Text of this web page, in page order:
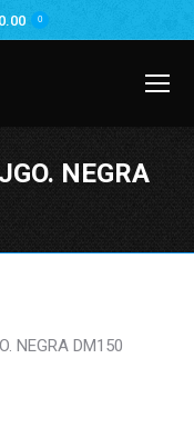
0
NEGRA
NEGRA DM150